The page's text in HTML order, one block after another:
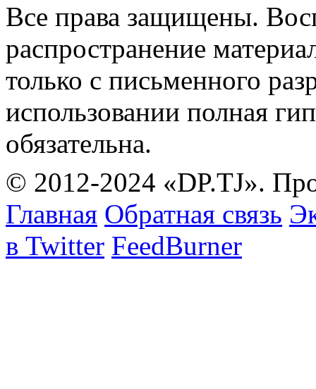
Все права защищены.
распространение
только с письменного
использовании полная
обязательна.
© 2012-2024 «DP.TJ».
Главная Обратная связь
в Twitter FeedBurner